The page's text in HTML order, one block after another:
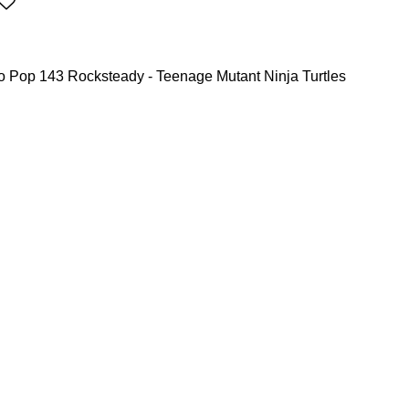
Pop 143 Rocksteady - Teenage Mutant Ninja Turtles